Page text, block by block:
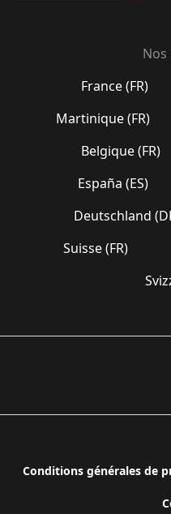
Nos
France (FR)
Martinique (FR)
Belgique (FR)
España (ES)
Deutschland
Suisse (FR)
Conditions générales de